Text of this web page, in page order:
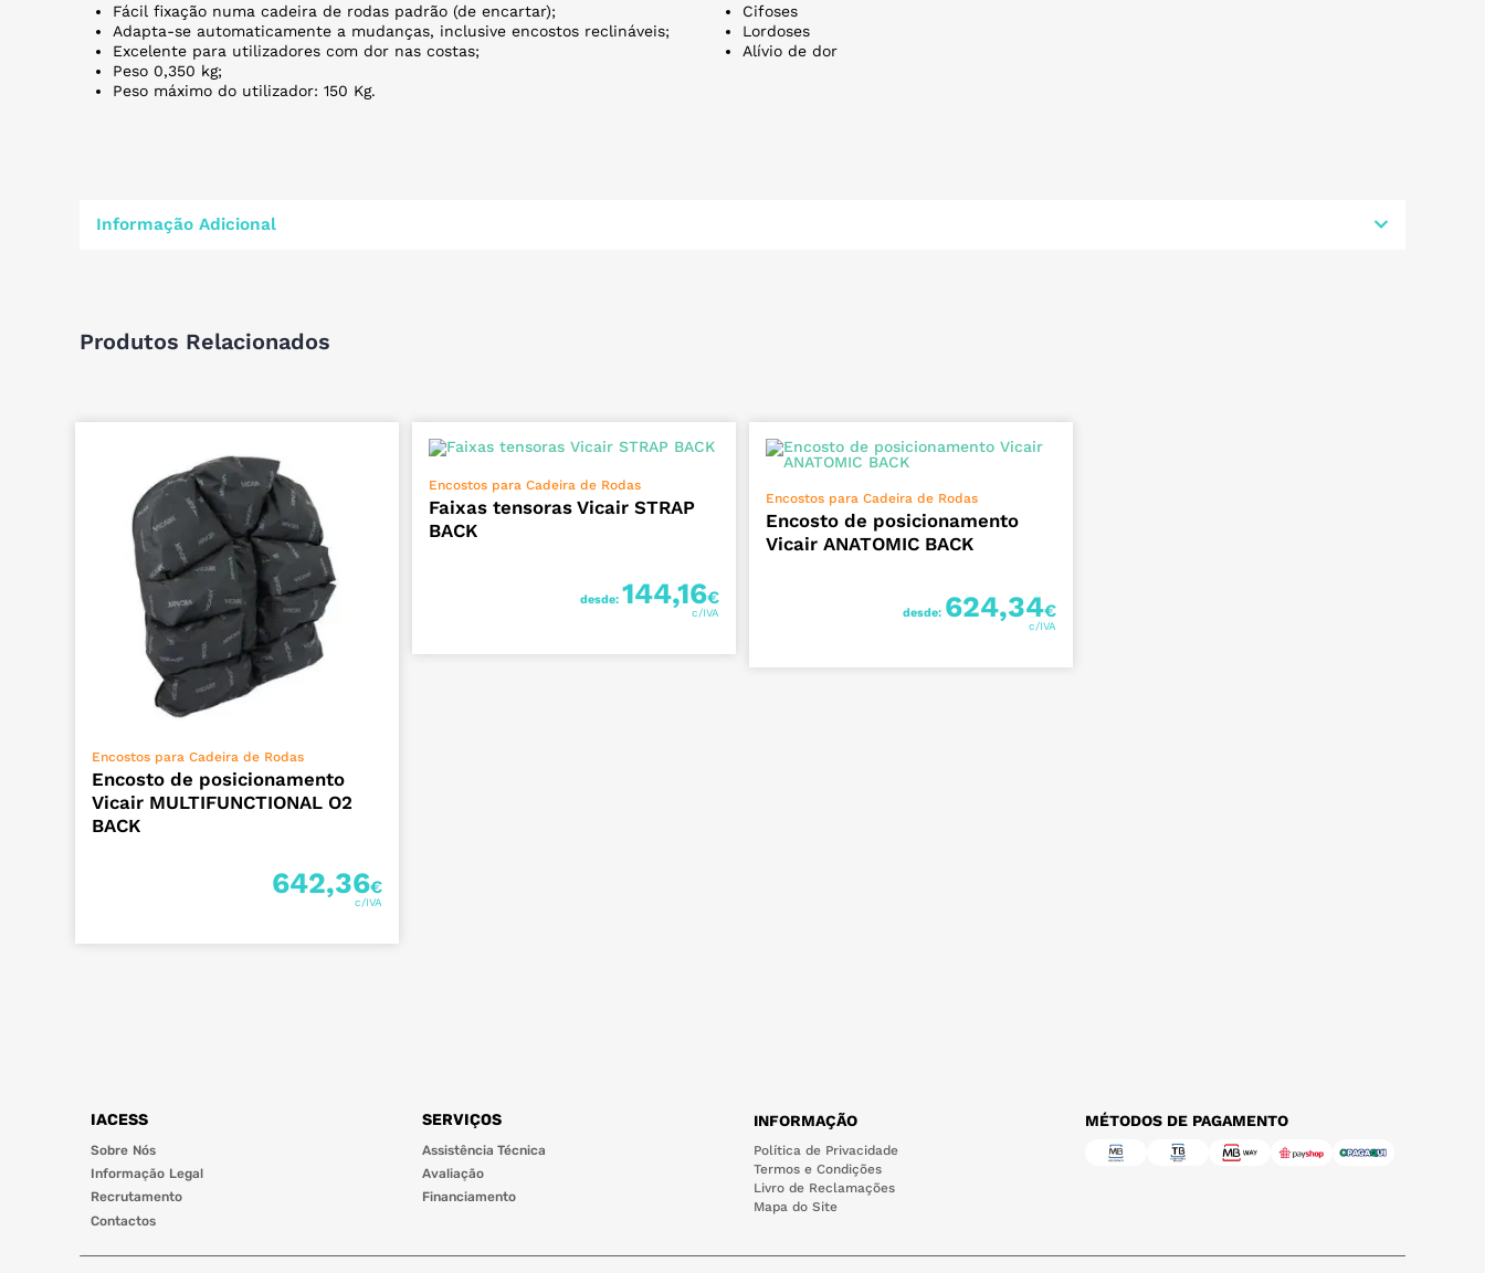
Fácil fixação numa cadeira de rodas padrão (de encartar);
Adapta-se automaticamente a mudanças, inclusive encostos reclináveis;
Excelente para utilizadores com dor nas costas;
Peso 0,350 kg;
Peso máximo do utilizador: 150 Kg.
Cifoses
Lordoses
Alívio de dor
Informação Adicional
Produtos Relacionados
VER OPÇÕES
Encostos para Cadeira de Rodas
Encosto de posicionamento
Vicair MULTIFUNCTIONAL O2
BACK
642,36€
VER OPÇÕES
Encostos para Cadeira de Rodas
Faixas tensoras Vicair STRAP
BACK
desde: 144,16€
VER OPÇÕES
Encostos para Cadeira de Rodas
Encosto de posicionamento
Vicair ANATOMIC BACK
desde: 624,34€
IACESS
Sobre Nós
Informação Legal
Recrutamento
Contactos
SERVIÇOS
Assistência Técnica
Avaliação
Financiamento
INFORMAÇÃO
Política de Privacidade
Termos e Condições
Livro de Reclamações
Mapa do Site
MÉTODOS DE PAGAMENTO